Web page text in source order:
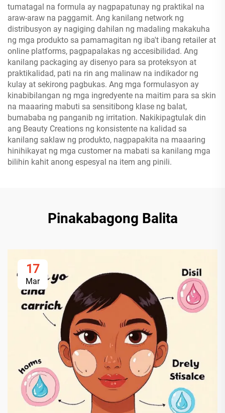
tumatagal na formula ay nagpapatunay ng praktikal na
araw-araw na paggamit. Ang kanilang network ng
distribusyon ay nagiging dahilan ng madaling makakuha
ng mga produkto sa pamamagitan ng iba't ibang retailer at
online platforms, pagpapalakas ng accesibilidad. Ang
kanilang packaging ay disenyo para sa proteksyon at
praktikalidad, pati na rin ang malinaw na indikador ng
kulay at sekirong pagbukas. Ang mga formulasyon ay
kinabibilangan ng mga ingredyente na maitim para sa skin
na maaaring mabuti sa sensitibong klase ng balat,
bumababa ng panganib ng irritation. Nakikipagtulak din
ang Beauty Creations ng konsistente na kalidad sa
kanilang saklaw ng produkto, nagpapakita na maaaring
hinihikayat ng mga customer na mabati sa kanilang mga
bilihin kahit anong espesyal na item ang pinili.
Pinakabagong Balita
17
Mar